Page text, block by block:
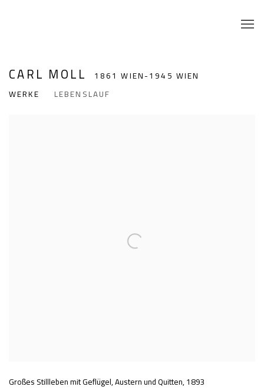
CARL MOLL
1861 WIEN-1945 WIEN
WERKE
LEBENSLAUF
Großes Stillleben mit Geflügel, Austern und Quitten,1893